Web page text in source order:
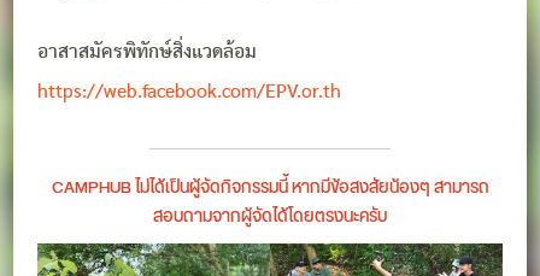
อาสาสมัครพิทักษ์สิ่งแวดล้อม
https://web.facebook.com/EPV.or.th
CAMPHUB ไม่ได้เป็นผู้จัดกิจกรรมนี้ หากมีข้อสงสัยน้องๆ สามารถ
สอบถามจากผู้จัดได้โดยตรงนะครับ